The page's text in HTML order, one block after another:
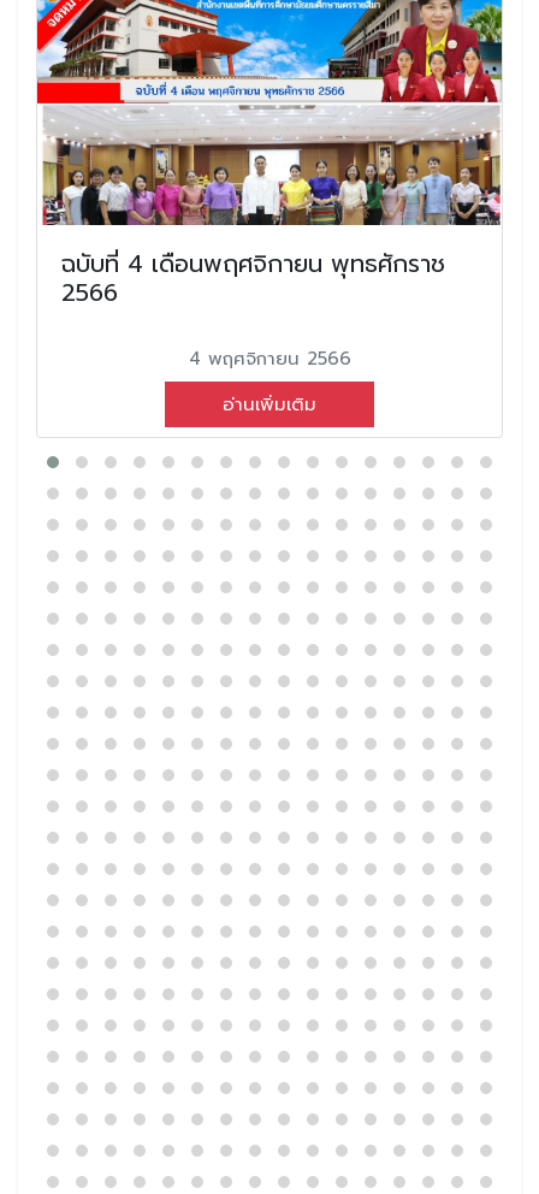
ฉบับที่ 4 เดือนพฤศจิกายน พุทธศักราช
2566
4 พฤศจิกายน 2566
อ่านเพิ่มเติม